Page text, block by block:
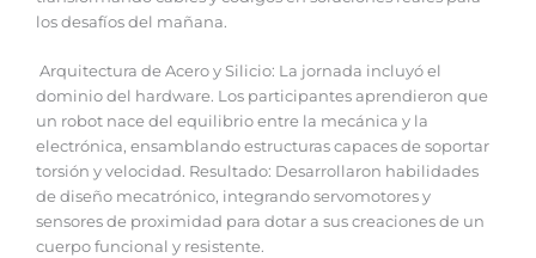
los desafíos del mañana.
Arquitectura de Acero y Silicio: La jornada incluyó el
dominio del hardware. Los participantes aprendieron que
un robot nace del equilibrio entre la mecánica y la
electrónica, ensamblando estructuras capaces de soportar
torsión y velocidad. Resultado: Desarrollaron habilidades
de diseño mecatrónico, integrando servomotores y
sensores de proximidad para dotar a sus creaciones de un
cuerpo funcional y resistente.